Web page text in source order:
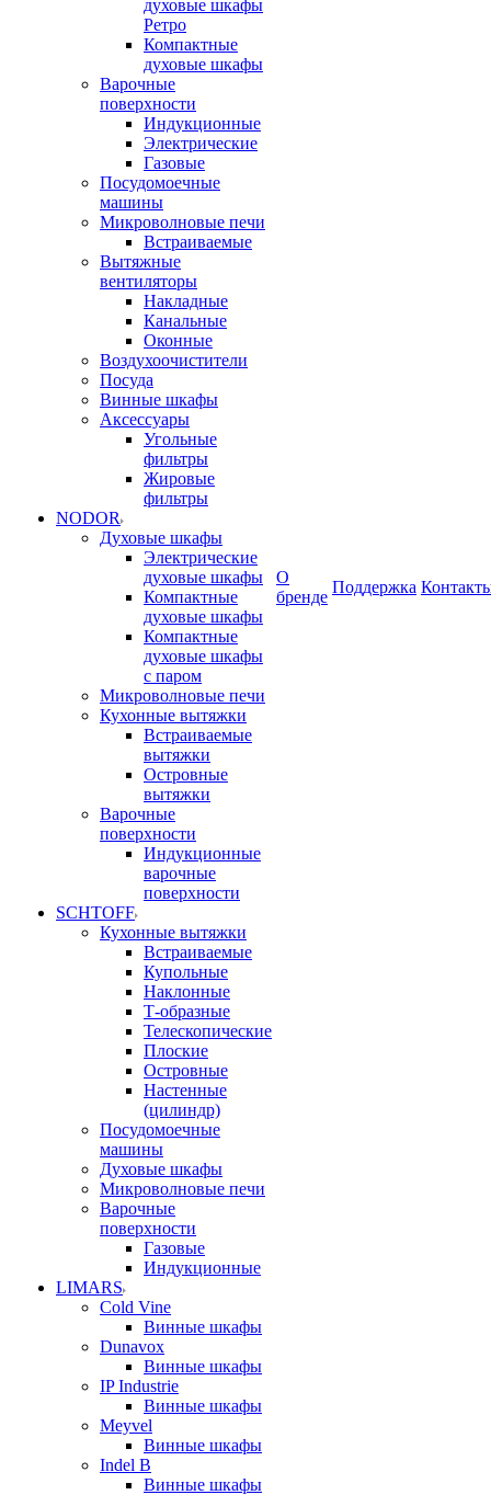
духовые шкафы
Ретро
Компактные
духовые шкафы
Варочные
поверхности
Индукционные
Электрические
Газовые
Посудомоечные
машины
Микроволновые печи
Встраиваемые
Вытяжные
вентиляторы
Накладные
Канальные
Оконные
Воздухоочистители
Посуда
Винные шкафы
Аксессуары
Угольные
фильтры
Жировые
фильтры
NODOR
Духовые шкафы
Электрические
духовые шкафы
Компактные
духовые шкафы
Компактные
духовые шкафы
с паром
Микроволновые печи
Кухонные вытяжки
Встраиваемые
вытяжки
Островные
вытяжки
Варочные
поверхности
Индукционные
варочные
поверхности
SCHTOFF
Кухонные вытяжки
Встраиваемые
Купольные
Наклонные
Т-образные
Телескопические
Плоские
Островные
Настенные
(цилиндр)
Посудомоечные
машины
Духовые шкафы
Микроволновые печи
Варочные
поверхности
Газовые
Индукционные
LIMARS
Cold Vine
Винные шкафы
Dunavox
Винные шкафы
IP Industrie
Винные шкафы
Meyvel
Винные шкафы
Indel B
Винные шкафы
О
бренде
Поддержка